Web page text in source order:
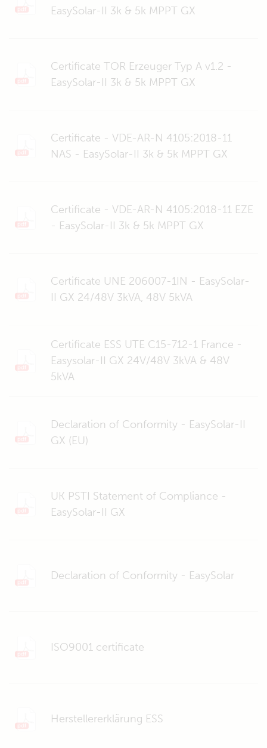
EasySolar-II 3k & 5k MPPT GX
Certificate TOR Erzeuger Typ A v1.2 -
EasySolar-II 3k & 5k MPPT GX
Certificate - VDE-AR-N 4105:2018-11
NAS - EasySolar-II 3k & 5k MPPT GX
Certificate - VDE-AR-N 4105:2018-11 EZE
- EasySolar-II 3k & 5k MPPT GX
Certificate UNE 206007-1IN - EasySolar-
II GX 24/48V 3kVA, 48V 5kVA
Certificate ESS UTE C15-712-1 France -
Easysolar-II GX 24V/48V 3kVA & 48V
5kVA
Declaration of Conformity - EasySolar-II
GX (EU)
UK PSTI Statement of Compliance -
EasySolar-II GX
Declaration of Conformity - EasySolar
ISO9001 certificate
Herstellererklärung ESS